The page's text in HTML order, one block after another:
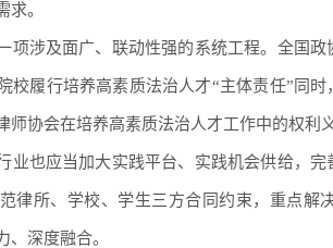
求。
项涉及面广、联动性强的系统工程。全国
校履行培养高素质法治人才“主体责任”同
师协会在培养高素质法治人才工作中的权利
业也应当加大实践平台、实践机会供给，
律所、学校、学生三方合同约束，重点解
、深度融合。